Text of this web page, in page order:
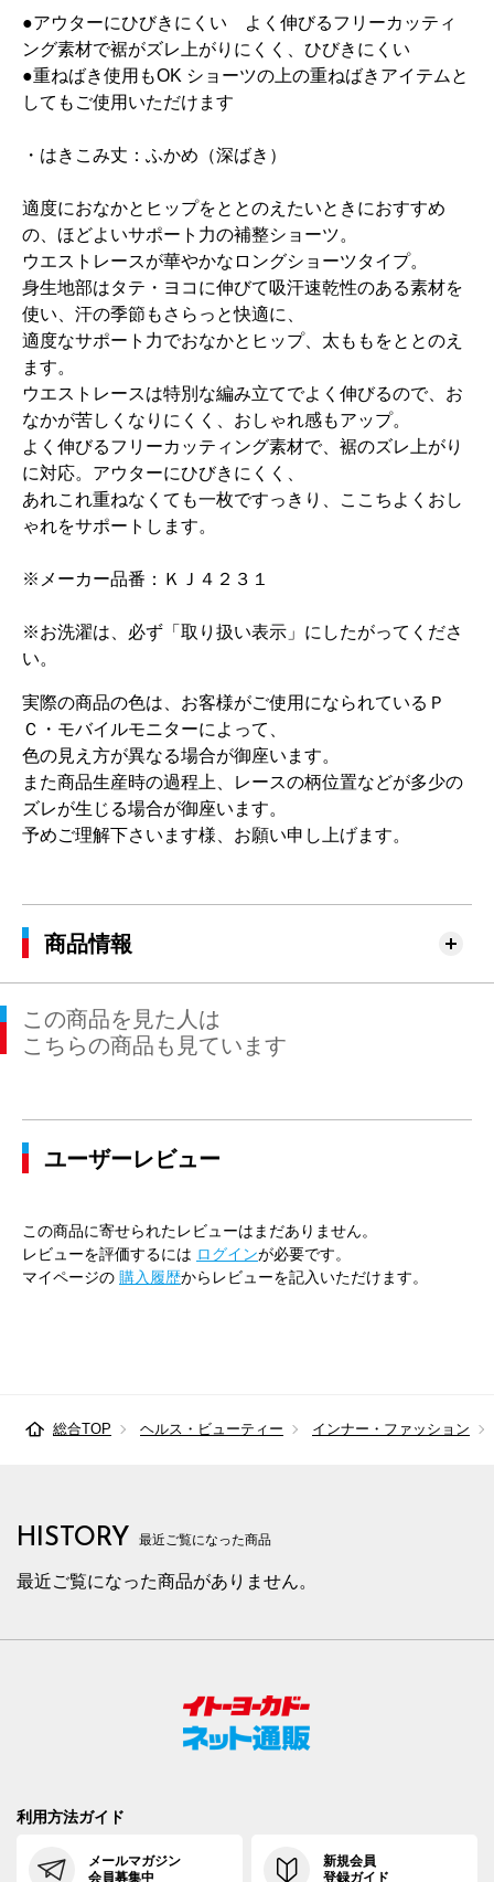
●アウターにひびきにくい よく伸びるフリーカッティ
ング素材で裾がズレ上がりにくく、ひびきにくい
●重ねばき使用もOK ショーツの上の重ねばきアイテムと
してもご使用いただけます
・はきこみ丈：ふかめ（深ばき）
適度におなかとヒップをととのえたいときにおすすめ
の、ほどよいサポート力の補整ショーツ。
ウエストレースが華やかなロングショーツタイプ。
身生地部はタテ・ヨコに伸びて吸汗速乾性のある素材を
使い、汗の季節もさらっと快適に、
適度なサポート力でおなかとヒップ、太ももをととのえ
ます。
ウエストレースは特別な編み立てでよく伸びるので、お
なかが苦しくなりにくく、おしゃれ感もアップ。
よく伸びるフリーカッティング素材で、裾のズレ上がり
に対応。アウターにひびきにくく、
あれこれ重ねなくても一枚ですっきり、ここちよくおし
ゃれをサポートします。
※メーカー品番：ＫＪ４２３１
※お洗濯は、必ず「取り扱い表示」にしたがってくださ
い。
実際の商品の色は、お客様がご使用になられているＰ
Ｃ・モバイルモニターによって、
色の見え方が異なる場合が御座います。
また商品生産時の過程上、レースの柄位置などが多少の
ズレが生じる場合が御座います。
予めご理解下さいます様、お願い申し上げます。
商品情報
この商品を見た人は
こちらの商品も見ています
ユーザーレビュー
この商品に寄せられたレビューはまだありません。
レビューを評価するには ログインが必要です。
マイページの 購入履歴からレビューを記入いただけます。
総合TOP ヘルス・ビューティー インナー・ファッション
HISTORY 最近ご覧になった商品
最近ご覧になった商品がありません。
利用方法ガイド
メールマガジン
会員募集中
新規会員
登録ガイド